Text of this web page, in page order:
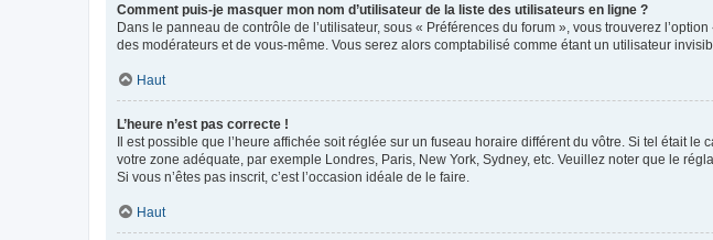
Comment puis-je masquer mon nom d’utilisateur de la liste des utilisateurs en ligne ?
Dans le panneau de contrôle de l’utilisateur, sous « Préférences du forum », vous trouverez
des modérateurs et de vous-même. Vous serez alors comptabilisé comme étant un utilisateur
Haut
L’heure n’est pas correcte !
Il est possible que l’heure affichée soit réglée sur un fuseau horaire différent du vôtre. Si tel était
votre zone adéquate, par exemple Londres, Paris, New York, Sydney, etc. Veuillez noter que le
Si vous n’êtes pas inscrit, c’est l’occasion idéale de le faire.
Haut